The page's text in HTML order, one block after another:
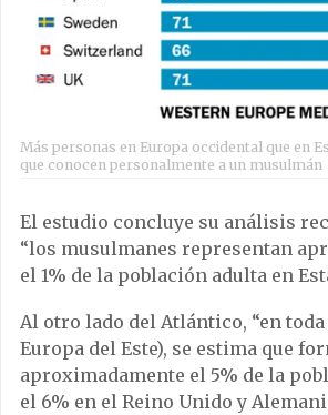
Más personas en Europa occidental que en
que conocen personalmente a un musulmán
El estudio concluye su análisis
“los musulmanes representan
el 1% de la población adulta en
Al otro lado del Atlántico, “en
Europa del Este), se estima que
aproximadamente el 5% de la
el 6% en el Reino Unido y